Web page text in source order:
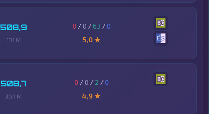
508,9
131 M
0 / 0 / 63 /0
5,0 ★
508,7
30,1 M
0 / 0 / 2 /0
4,9 ★